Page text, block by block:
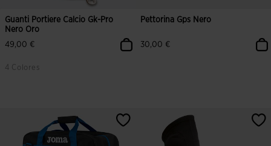
Guanti Portiere Calcio Gk-Pro
Nero Oro
49,00 €
4 Colores
5 su 5 valutazione dei clienti
Pettorina Gps Nero
30,00 €
5 su 5 valutazione dei clienti